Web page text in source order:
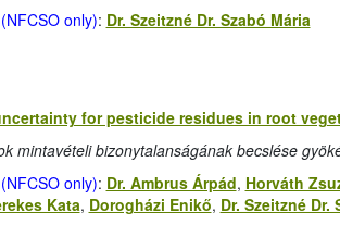
only): Dr. Szeitzné Dr. Szabó Mária
for pesticide residues in root
mintavételi bizonytalanságának becslése
only): Dr. Ambrus Árpád, Horváth
Kata, Dorogházi Enikő, Dr. Szeitzné Dr.